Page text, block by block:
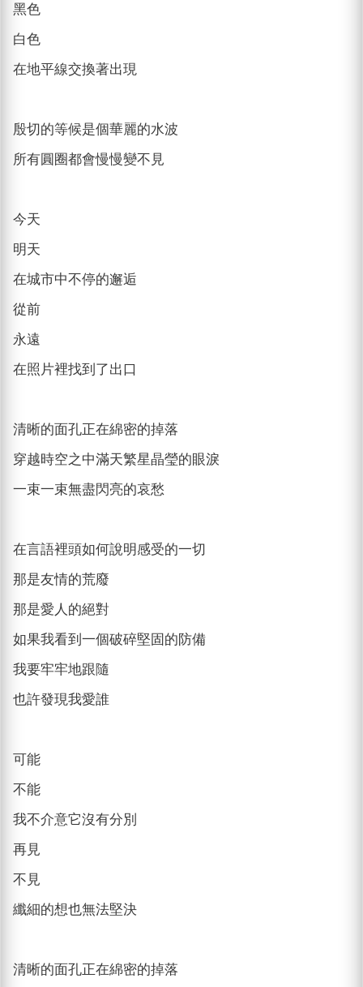
黑色
白色
在地平線交換著出現
殷切的等候是個華麗的水波
所有圓圈都會慢慢變不見
今天
明天
在城市中不停的邂逅
從前
永遠
在照片裡找到了出口
清晰的面孔正在綿密的掉落
穿越時空之中滿天繁星晶瑩的眼淚
一束一束無盡閃亮的哀愁
在言語裡頭如何說明感受的一切
那是友情的荒廢
那是愛人的絕對
如果我看到一個破碎堅固的防備
我要牢牢地跟隨
也許發現我愛誰
可能
不能
我不介意它沒有分別
再見
不見
纖細的想也無法堅決
清晰的面孔正在綿密的掉落